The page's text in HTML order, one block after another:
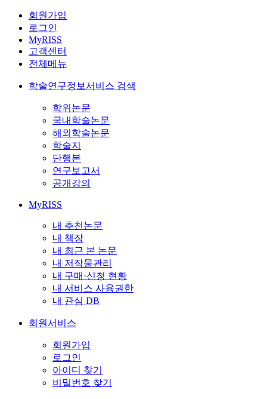
회원가입
로그인
MyRISS
고객센터
전체메뉴
학술연구정보서비스 검색
학위논문
국내학술논문
해외학술논문
학술지
단행본
연구보고서
공개강의
MyRISS
내 추천논문
내 책장
내 최근 본 논문
내 저작물관리
내 구매·신청 현황
내 서비스 사용권한
내 관심 DB
회원서비스
회원가입
로그인
아이디 찾기
비밀번호 찾기